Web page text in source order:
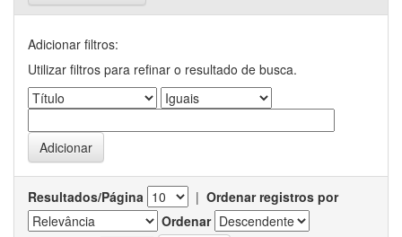
Adicionar filtros:
Utilizar filtros para refinar o resultado de busca.
Resultados/Página | Ordenar registros por
Ordenar